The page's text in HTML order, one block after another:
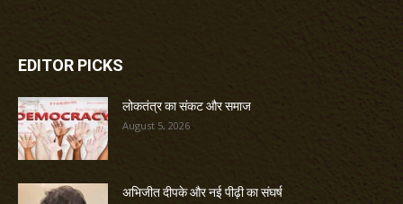
EDITOR PICKS
लोकतंत्र का संकट और समाज
August 5, 2026
अभिजीत दीपके और नई पीढ़ी का संघर्ष